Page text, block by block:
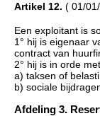
Artikel 12. ( 01/
Een exploitant is
1° hij is eigenaar
contract van
2° hij is in orde
a) taksen of
b) sociale
Afdeling 3.